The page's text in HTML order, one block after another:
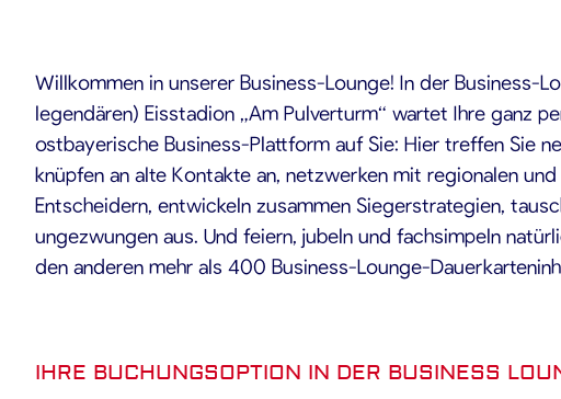
Willkommen in unserer Business-Lounge! In der Business-
legendären) Eisstadion „Am Pulverturm“ wartet Ihre ganz
ostbayerische Business-Plattform auf Sie: Hier treffen Sie
knüpfen an alte Kontakte an, netzwerken mit regionalen
Entscheidern, entwickeln zusammen Siegerstrategien,
ungezwungen aus. Und feiern, jubeln und fachsimpeln
den anderen mehr als 400 Business-Lounge-
IHRE BUCHUNGSOPTION IN DER BUSINESS